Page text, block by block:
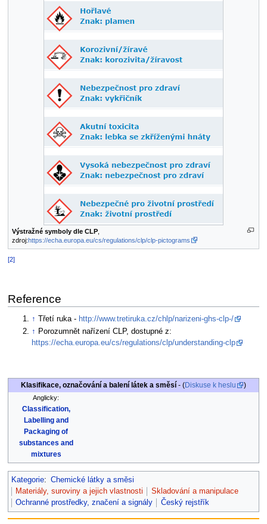
Výstražné symboly dle CLP,
zdroj:https://echa.europa.eu/cs/regulations/clp/clp-pictograms
[2]
Reference
↑ Třetí ruka - http://www.tretiruka.cz/chlp/narizeni-ghs-clp-/
↑ Porozumnět nařízení CLP, dostupné z:
https://echa.europa.eu/cs/regulations/clp/understanding-clp
Klasifikace, označování a balení látek a směsí - (Diskuse k heslu )
Anglicky:
Classification,
Labelling and
Packaging of
substances and
mixtures
Kategorie: Chemické látky a směsi
Materiály, suroviny a jejich vlastnosti
Skladování a manipulace
Ochranné prostředky, značení a signály
Český rejstřík